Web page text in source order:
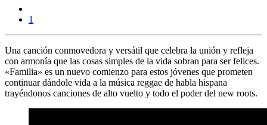
1
Una canción conmovedora y versátil que celebra la unión y refleja
con armonía que las cosas simples de la vida sobran para ser felices.
«Familia» es un nuevo comienzo para estos jóvenes que prometen
continuar dándole vida a la música reggae de habla hispana
trayéndonos canciones de alto vuelto y todo el poder del new roots.